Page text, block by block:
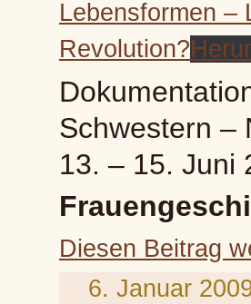
Lebensformen –
Revolution?
Schwestern –
13. – 15. Juni
Diesen Beitrag
6. Januar 2009